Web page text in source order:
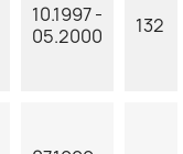
10.1997 -
05.2000
132